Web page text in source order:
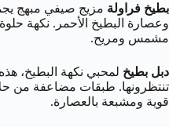
بطيخ فراولة مزيج صيفي مبهج
وعصارة البطيخ الأحمر. نكهة
مشمس ومريح.
دبل بطيخ لمحبي نكهة البطيخ،
تنتظرونها. طبقات مضاعفة من
قوية ومشبعة بالعصارة.